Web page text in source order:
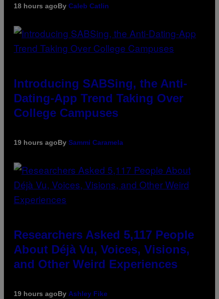
18 hours agoBy Caleb Catlin
Introducing SABSing, the Anti-
Dating-App Trend Taking Over
College Campuses
19 hours agoBy Sammi Caramela
Researchers Asked 5,117 People
About Déjà Vu, Voices, Visions,
and Other Weird Experiences
19 hours agoBy Ashley Fike